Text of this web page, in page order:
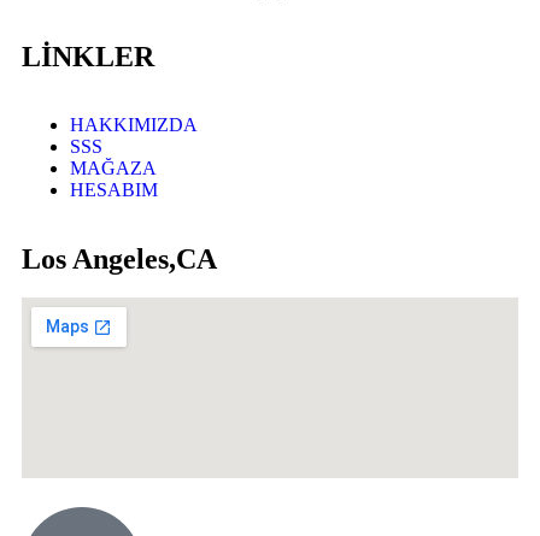
LİNKLER
HAKKIMIZDA
SSS
MAĞAZA
HESABIM
Los Angeles,CA